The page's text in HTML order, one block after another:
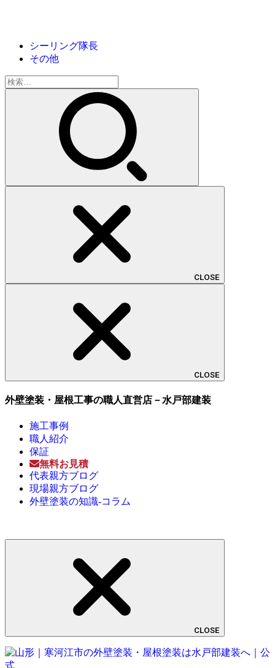
シーリング隊長
その他
検
索:
CLOSE
CLOSE
外壁塗装・屋根工事の職人直営店－水戸部建装
施工事例
職人紹介
保証
無料お見積
代表親方ブログ
現場親方ブログ
外壁塗装の知識-コラム
CLOSE